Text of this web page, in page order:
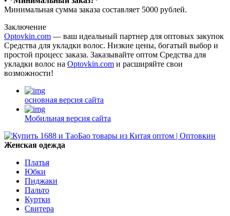
Минимальная сумма заказа составляет 5000 рублей.
Заключение
Optovkin.com — ваш идеальный партнер для оптовых закупок
Средства для укладки волос. Низкие цены, богатый выбор и
простой процесс заказа. Заказывайте оптом Средства для
укладки волос на Optovkin.com и расширяйте свои
возможности!
основная версия сайта
Мобильная версия сайта
Женская одежда
Платья
Юбки
Пиджаки
Пальто
Куртки
Свитера